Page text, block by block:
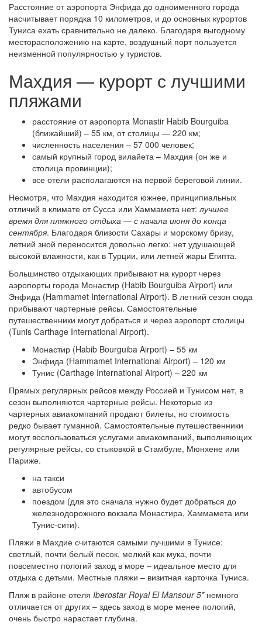
Расстояние от аэропорта Энфида до одноименного города
насчитывает порядка 10 километров, и до основных курортов
Туниса ехать сравнительно не далеко. Благодаря выгодному
месторасположению на карте, воздушный порт пользуется
неизменной популярностью у туристов.
Махдия — курорт с лучшими
пляжами
расстояние от аэропорта Monastir Habib Bourguiba
(ближайший) – 55 км, от столицы — 220 км;
численность населения – 57 000 человек;
самый крупный город вилайета – Махдия (он же и
столица провинции);
все отели располагаются на первой береговой линии.
Несмотря, что Махдия находится южнее, принципиальных
отличий в климате от Сусса или Хаммамета нет:лучшее
время для пляжного отдыха — с начала июня до конца
сентября. Благодаря близости Сахары и морскому бризу,
летний зной переносится довольно легко: нет удушающей
высокой влажности, как в Турции, или летней жары Египта.
Большинство отдыхающих прибывают на курорт через
аэропорты города Монастир (Habib Bourguiba Airport) или
Энфида (Hammamet International Airport). В летний сезон сюда
прибывают чартерные рейсы. Самостоятельные
путешественники могут добраться и через аэропорт столицы
(Tunis Carthage International Airport).
Монастир (Habib Bourguiba Airport) – 55 км
Энфида (Hammamet International Airport) – 120 км
Тунис (Carthage International Airport) – 220 км
Прямых регулярных рейсов между Россией и Тунисом нет, в
сезон выполняются чартерные рейсы. Некоторые из
чартерных авиакомпаний продают билеты, но стоимость
редко бывает гуманной. Самостоятельные путешественники
могут воспользоваться услугами авиакомпаний, выполняющих
регулярные рейсы, со стыковкой в Стамбуле, Мюнхене или
Париже.
на такси
автобусом
поездом (для это сначала нужно будет добраться до
железнодорожного вокзала Монастира, Хаммамета или
Тунис-сити).
Пляжи в Махдие считаются самыми лучшими в Тунисе:
светлый, почти белый песок, мелкий как мука, почти
повсеместно пологий заход в море – идеальное место для
отдыха с детьми. Местные пляжи – визитная карточка Туниса.
Пляж в районе отеля Iberostar Royal El Mansour 5*немного
отличается от других – здесь заход в море менее пологий,
очень быстро нарастает глубина.